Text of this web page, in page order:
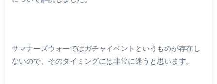
サマナーズウォーではガチャイベントというものが存在し
ないので、そのタイミングには非常に迷うと思います。